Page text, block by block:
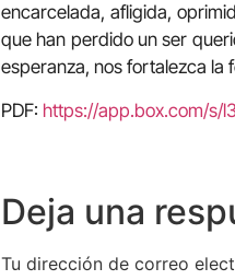
encarcelada, afligida,
que han perdido un ser
esperanza, nos fortalezca la
PDF: https://app.box.com/s/
Deja una
Tu dirección de correo